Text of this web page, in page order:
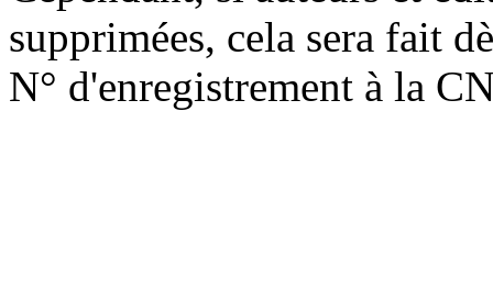
supprimées, cela sera fait
N° d'enregistrement à la